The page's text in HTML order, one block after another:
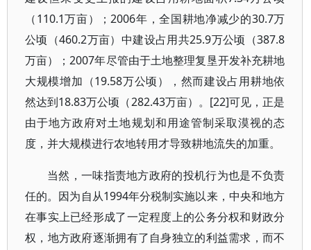
（110.1万亩）；2006年，全国耕地净减少的30.7万
公顷（460.2万亩）中建设占用共25.9万公顷（387.8
万亩）；2007年尽管由于土地整理复垦开发补充耕地
大规模增加（19.58万公顷），然而建设占用耕地依
然达到18.83万公顷（282.43万亩）。[22]可见，正是
由于地方政府对土地规划和用途管制采取漠视的态
度，并大规模进行农地转用才导致耕地流失的加重。
当然，一味指责地方政府的投机行为也是不负责
任的。因为自从1994年分税制实施以来，中央和地方
在事实上已经形成了一定程度上的公务分权和财政分
权，地方政府逐渐拥有了自身独立的利益需求，而不